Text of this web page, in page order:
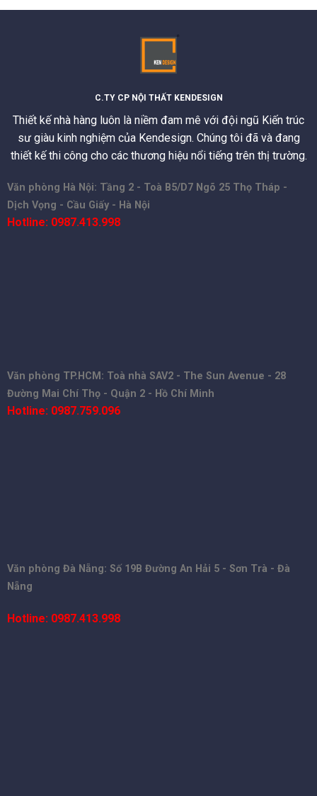
C.TY CP NỘI THẤT KENDESIGN
Thiết kế nhà hàng luôn là niềm đam mê với đội ngũ Kiến trúc
sư giàu kinh nghiệm của Kendesign. Chúng tôi đã và đang
thiết kế thi công cho các thương hiệu nổi tiếng trên thị trường.
Văn phòng Hà Nội: Tầng 2 - Toà B5/D7 Ngõ 25 Thọ Tháp -
Dịch Vọng - Cầu Giấy - Hà Nội
Hotline: 0987.413.998
Văn phòng TP.HCM: Toà nhà SAV2 - The Sun Avenue - 28
Đường Mai Chí Thọ - Quận 2 - Hồ Chí Minh
Hotline: 0987.759.096
Văn phòng Đà Nẵng: Số 19B Đường An Hải 5 - Sơn Trà - Đà
Nẵng
Hotline: 0987.413.998